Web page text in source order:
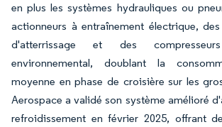
en plus les systèmes hydrauliques ou
actionneurs à entraînement électrique,
d'atterrissage et des
environnemental, doublant la
moyenne en phase de croisière sur les
Aerospace a validé son système amélioré
refroidissement en février 2025, offrant